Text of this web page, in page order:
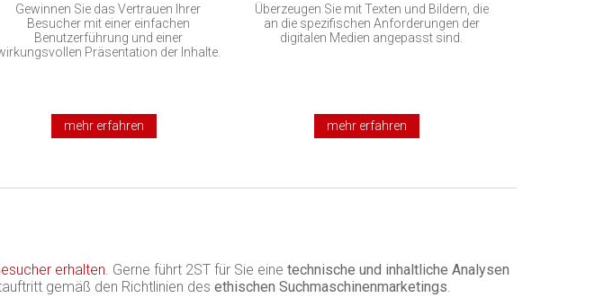
Gewinnen Sie das Vertrauen Ihrer
Besucher mit einer einfachen
Benutzerführung und einer
Präsentation der Inhalte.
mehr erfahren
Überzeugen Sie mit Texten und Bildern, die
an die spezifischen Anforderungen der
digitalen Medien angepasst sind.
mehr erfahren
erhalten . Gerne führt 2ST für Sie eine technische und inhaltliche Analysen
gemäß den Richtlinien des ethischen Suchmaschinenmarketings